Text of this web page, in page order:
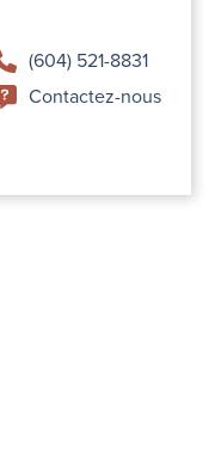
(604) 521-8831
Contactez-nous